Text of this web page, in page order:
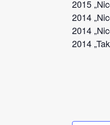
2015
2014
2014
2014